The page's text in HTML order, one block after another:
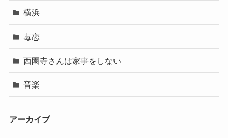
横浜
毒恋
西園寺さんは家事をしない
音楽
アーカイブ